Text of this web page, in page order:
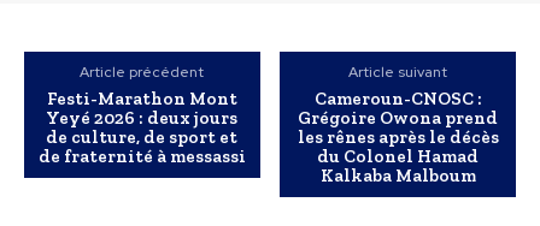
Article précédent
Festi-Marathon Mont
Yeyé 2026 : deux jours
de culture, de sport et
de fraternité à messassi
Article suivant
Cameroun-CNOSC :
Grégoire Owona prend
les rênes après le décès
du Colonel Hamad
Kalkaba Malboum